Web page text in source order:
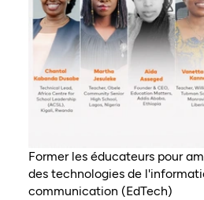
Former les éducateurs pour
des technologies de
communication (EdTech)